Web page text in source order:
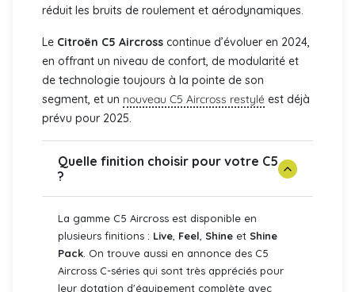
réduit les bruits de roulement et aérodynamiques.
Le Citroën C5 Aircross continue d’évoluer en 2024,
en offrant un niveau de confort, de modularité et
de technologie toujours à la pointe de son
segment, et un nouveau C5 Aircross restylé est déjà
prévu pour 2025.
Quelle finition choisir pour votre C5
?
La gamme C5 Aircross est disponible en
plusieurs finitions : Live, Feel, Shine et Shine
Pack. On trouve aussi en annonce des C5
Aircross C-séries qui sont très appréciés pour
leur dotation d'équipement complète avec